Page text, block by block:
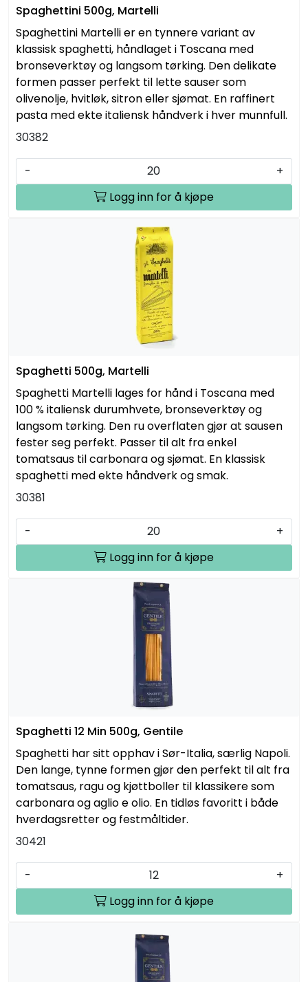
Spaghettini 500g, Martelli
Spaghettini Martelli er en tynnere variant av
klassisk spaghetti, håndlaget i Toscana med
bronseverktøy og langsom tørking. Den delikate
formen passer perfekt til lette sauser som
olivenolje, hvitløk, sitron eller sjømat. En raffinert
pasta med ekte italiensk håndverk i hver munnfull.
30382
-
+
Logg inn for å kjøpe
Spaghetti 500g, Martelli
Spaghetti Martelli lages for hånd i Toscana med
100 % italiensk durumhvete, bronseverktøy og
langsom tørking. Den ru overflaten gjør at sausen
fester seg perfekt. Passer til alt fra enkel
tomatsaus til carbonara og sjømat. En klassisk
spaghetti med ekte håndverk og smak.
30381
-
+
Logg inn for å kjøpe
Spaghetti 12 Min 500g, Gentile
Spaghetti har sitt opphav i Sør-Italia, særlig Napoli.
Den lange, tynne formen gjør den perfekt til alt fra
tomatsaus, ragu og kjøttboller til klassikere som
carbonara og aglio e olio. En tidløs favoritt i både
hverdagsretter og festmåltider.
30421
-
+
Logg inn for å kjøpe